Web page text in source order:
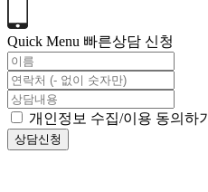
Quick Menu 빠른상담 신청
개인정보 수집/이용 동의하기